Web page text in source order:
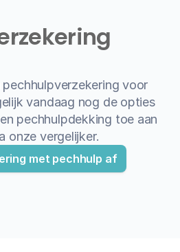
voor
vandaag nog de opties
pechhulpdekking toe aan
onze vergelijker.
met pechhulp af